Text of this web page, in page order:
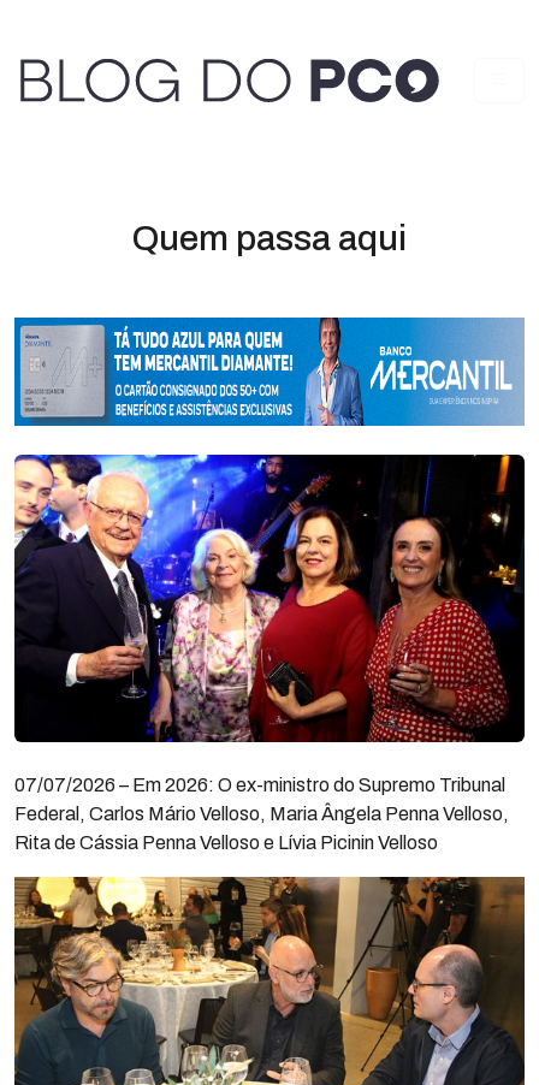
Quem passa aqui
07/07/2026 – Em 2026: O ex-ministro do Supremo Tribunal
Federal, Carlos Mário Velloso, Maria Ângela Penna Velloso,
Rita de Cássia Penna Velloso e Lívia Picinin Velloso